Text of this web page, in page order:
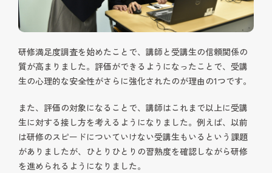
研修満足度調査を始めたことで、講師と受講生の信頼関係の
質が高まりました。評価ができるようになったことで、受講
生の心理的な安全性がさらに強化されたのが理由の1つです。
また、評価の対象になることで、講師はこれまで以上に受講
生に対する接し方を考えるようになりました。例えば、以前
は研修のスピードについていけない受講生もいるという課題
がありましたが、ひとりひとりの習熟度を確認しながら研修
を進められるようになりました。